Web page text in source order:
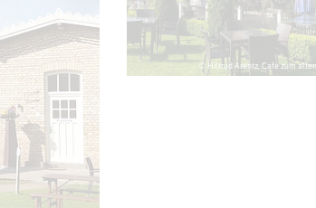
© Hiltrud Arentz, Cafe zum